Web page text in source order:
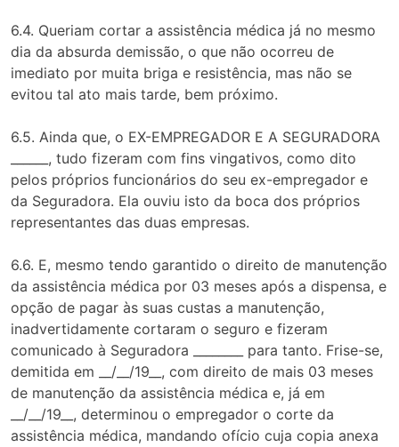
6.4. Queriam cortar a assistência médica já no mesmo
dia da absurda demissão, o que não ocorreu de
imediato por muita briga e resistência, mas não se
evitou tal ato mais tarde, bem próximo.
6.5. Ainda que, o EX-EMPREGADOR E A SEGURADORA
______, tudo fizeram com fins vingativos, como dito
pelos próprios funcionários do seu ex-empregador e
da Seguradora. Ela ouviu isto da boca dos próprios
representantes das duas empresas.
6.6. E, mesmo tendo garantido o direito de manutenção
da assistência médica por 03 meses após a dispensa, e
opção de pagar às suas custas a manutenção,
inadvertidamente cortaram o seguro e fizeram
comunicado à Seguradora ________ para tanto. Frise-se,
demitida em __/__/19__, com direito de mais 03 meses
de manutenção da assistência médica e, já em
__/__/19__, determinou o empregador o corte da
assistência médica, mandando ofício cuja copia anexa